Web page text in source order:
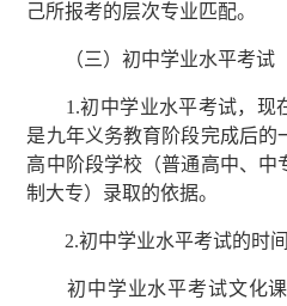
己所报考的层次专业匹配。
（三）初中学业水平考试
1.初中学业水平考试，现在
是九年义务教育阶段完成后的
高中阶段学校（普通高中、中
制大专）录取的依据。
2.初中学业水平考试的时间
初中学业水平考试文化课